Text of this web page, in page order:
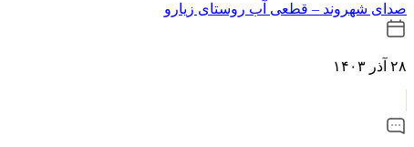
صدای شهروند – قطعی آب روستای زیارو
۲۸ آذر ۱۴۰۳